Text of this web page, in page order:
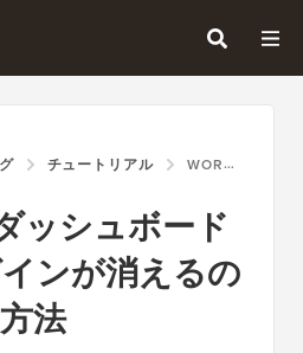
チュートリアル WORDPRESSダッシュボードからプラグインが消えるのを修正する方法
ッシュボード
ンが消えるの
法